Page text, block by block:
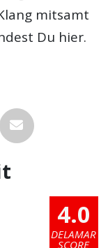
mitsamt
Du hier.
4.0
DELAMAR
SCORE